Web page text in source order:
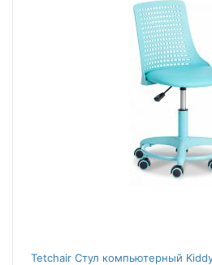
Tetchair Стул компьютерный